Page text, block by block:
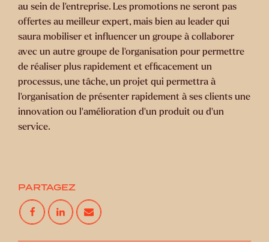
au sein de l’entreprise. Les promotions ne seront pas
offertes au meilleur expert, mais bien au leader qui
saura mobiliser et influencer un groupe à collaborer
avec un autre groupe de l’organisation pour permettre
de réaliser plus rapidement et efficacement un
processus, une tâche, un projet qui permettra à
l’organisation de présenter rapidement à ses clients une
innovation ou l’amélioration d’un produit ou d’un
service.
PARTAGEZ